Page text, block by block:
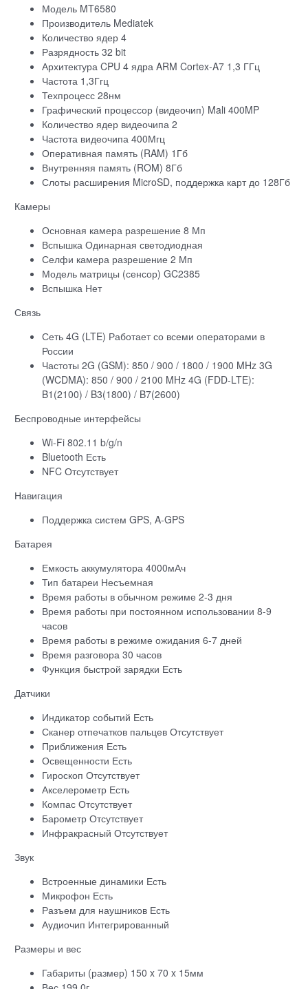
Модель MT6580
Производитель Mediatek
Количество ядер 4
Разрядность 32 bit
Архитектура CPU 4 ядра ARM Cortex-A7 1,3 ГГц
Частота 1,3Ггц
Техпроцесс 28нм
Графический процессор (видеочип) Mali 400MP
Количество ядер видеочипа 2
Частота видеочипа 400Мгц
Оперативная память (RAM) 1Гб
Внутренняя память (ROM) 8Гб
Слоты расширения MicroSD, поддержка карт до 128Гб
Камеры
Основная камера разрешение 8 Мп
Вспышка Одинарная светодиодная
Селфи камера разрешение 2 Мп
Модель матрицы (сенсор) GC2385
Вспышка Нет
Связь
Сеть 4G (LTE) Работает со всеми операторами в
России
Частоты 2G (GSM): 850 / 900 / 1800 / 1900 MHz 3G
(WCDMA): 850 / 900 / 2100 MHz 4G (FDD-LTE):
B1(2100) / B3(1800) / B7(2600)
Беспроводные интерфейсы
Wi-Fi 802.11 b/g/n
Bluetooth Есть
NFC Отсутствует
Навигация
Поддержка систем GPS, A-GPS
Батарея
Емкость аккумулятора 4000мАч
Тип батареи Несъемная
Время работы в обычном режиме 2-3 дня
Время работы при постоянном использовании 8-9
часов
Время работы в режиме ожидания 6-7 дней
Время разговора 30 часов
Функция быстрой зарядки Есть
Датчики
Индикатор событий Есть
Сканер отпечатков пальцев Отсутствует
Приближения Есть
Освещенности Есть
Гироскоп Отсутствует
Акселерометр Есть
Компас Отсутствует
Барометр Отсутствует
Инфракрасный Отсутствует
Звук
Встроенные динамики Есть
Микрофон Есть
Разъем для наушников Есть
Аудиочип Интегрированный
Размеры и вес
Габариты (размер) 150 x 70 x 15мм